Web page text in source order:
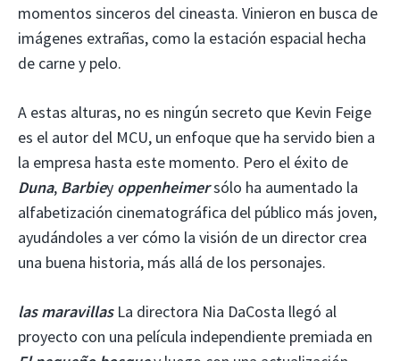
momentos sinceros del cineasta. Vinieron en busca de
imágenes extrañas, como la estación espacial hecha
de carne y pelo.
A estas alturas, no es ningún secreto que Kevin Feige
es el autor del MCU, un enfoque que ha servido bien a
la empresa hasta este momento. Pero el éxito de
Duna, Barbiey oppenheimersólo ha aumentado la
alfabetización cinematográfica del público más joven,
ayudándoles a ver cómo la visión de un director crea
una buena historia, más allá de los personajes.
las maravillasLa directora Nia DaCosta llegó al
proyecto con una película independiente premiada en